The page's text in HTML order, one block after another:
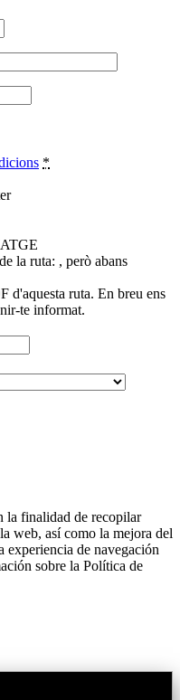
*
la ruta: , però abans
d'aquesta ruta. En breu ens
te informat.
la finalidad de recopilar
web, así como la mejora del
experiencia de navegación
sobre la Política de